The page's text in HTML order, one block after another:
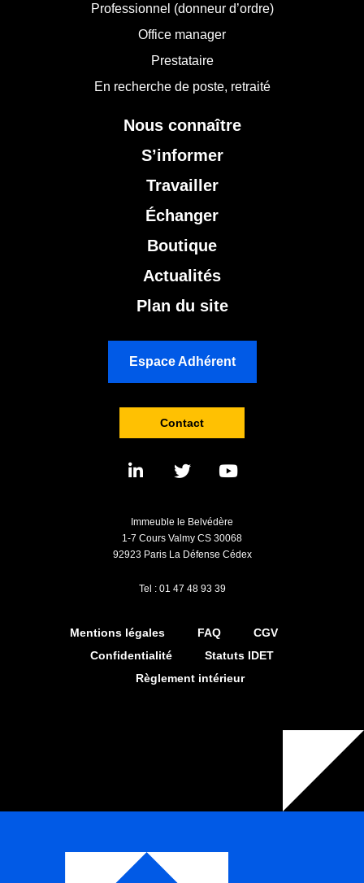
Professionnel (donneur d’ordre)
Office manager
Prestataire
En recherche de poste, retraité
Nous connaître
S’informer
Travailler
Échanger
Boutique
Actualités
Plan du site
Espace Adhérent
Contact
Immeuble le Belvédère
1-7 Cours Valmy CS 30068
92923 Paris La Défense Cédex
Tel : 01 47 48 93 39
Mentions légales FAQ
CGV
Confidentialité
Statuts IDET
Règlement intérieur